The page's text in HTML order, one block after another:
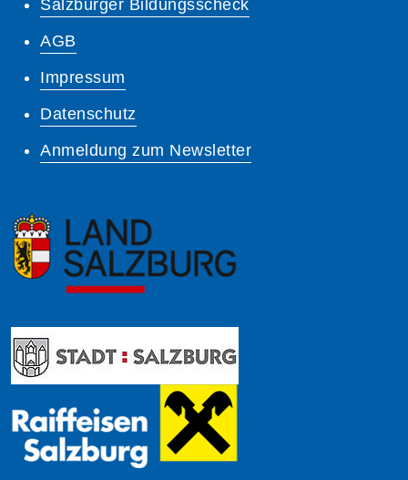
Salzburger Bildungsscheck
AGB
Impressum
Datenschutz
Anmeldung zum Newsletter